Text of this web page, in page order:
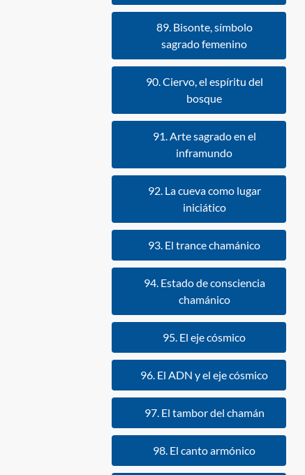
89. Bisonte, símbolo
sagrado femenino
90. Ciervo, el espíritu del
bosque
91. Arte sagrado en el
inframundo
92. La cueva como lugar
iniciático
93. El trance chamánico
94. Estado de consciencia
chamánico
95. El eje cósmico
96. El ADN y el eje cósmico
97. El tambor del chamán
98. El canto armónico